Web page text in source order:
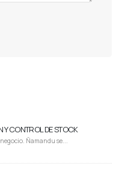
Y CONTROL DE STOCK
Ñamandu se...